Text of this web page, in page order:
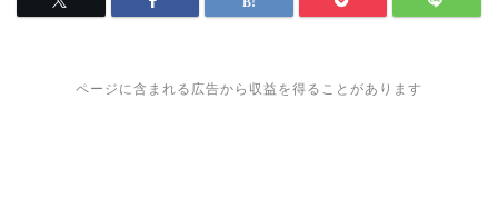
ページに含まれる広告から収益を得ることがあります